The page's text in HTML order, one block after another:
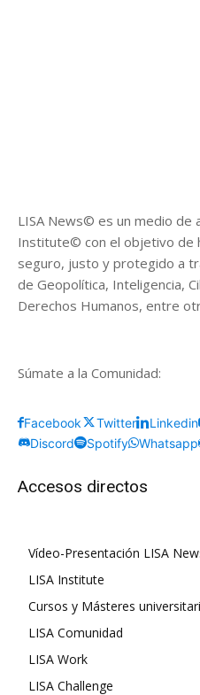
LISA News© es un medio de
Institute© con el objetivo de
seguro, justo y protegido a
de Geopolítica, Inteligencia,
Derechos Humanos, entre
Súmate a la Comunidad:
Facebook Twitter Linkedin
Discord
Spotify Whatsapp
Accesos directos
Vídeo-Presentación LISA
LISA Institute
Cursos y Másteres
LISA Comunidad
LISA Work
LISA Challenge